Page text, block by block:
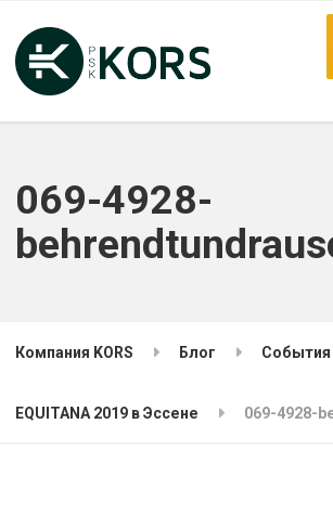
069-4928-
Компания KORS Блог События
EQUITANA 2019 в Эссене 069-4928-